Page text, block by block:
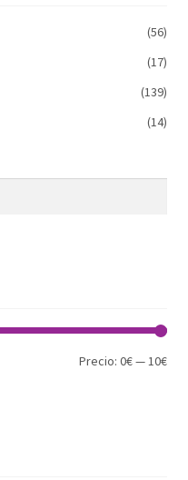
(56)
(17)
(139)
(14)
Precio:0€—10€